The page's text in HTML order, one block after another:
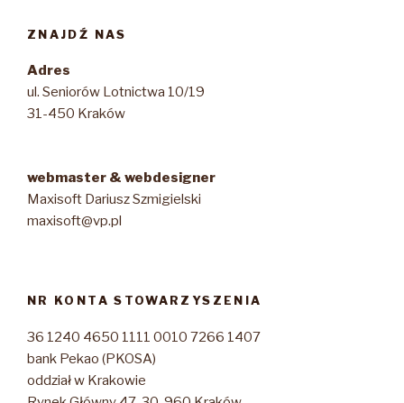
ZNAJDŹ NAS
Adres
ul. Seniorów Lotnictwa 10/19
31-450 Kraków
webmaster & webdesigner
Maxisoft Dariusz Szmigielski
maxisoft@vp.pl
NR KONTA STOWARZYSZENIA
36 1240 4650 1111 0010 7266 1407
bank Pekao (PKOSA)
oddział w Krakowie